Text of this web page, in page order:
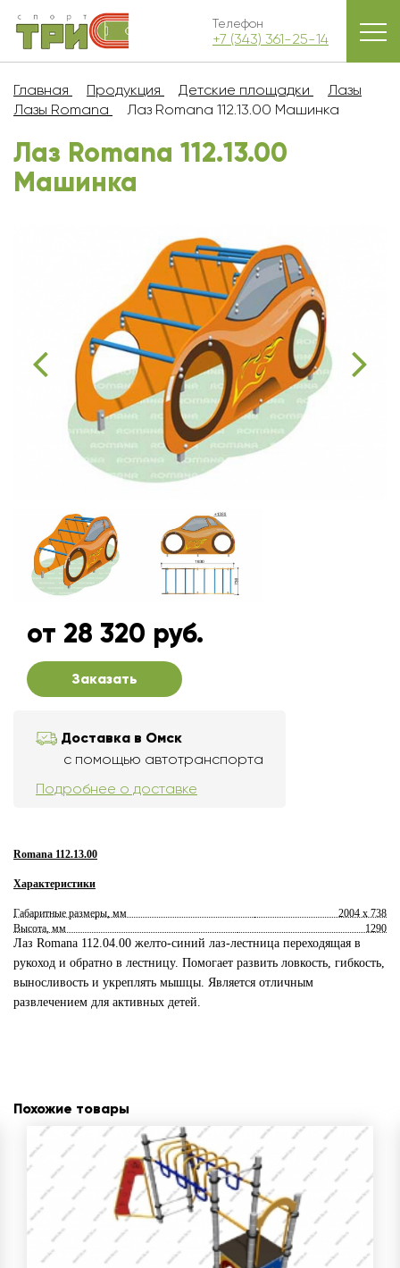
Телефон
+7 (343) 361-25-14
Главная Продукция Детские площадки
Лазы
Лазы Romana
Лаз Romana 112.13.00 Машинка
Лаз Romana 112.13.00
Машинка
от 28 320 руб.
Заказать
Доставка в Омск
с помощью автотранспорта
Подробнее о доставке
Romana 112.13.00
Характеристики
Габаритные размеры, мм
2004 х 738
Высота, мм
1290
Лаз Romana 112.04.00 желто-синий лаз-лестница переходящая в
рукоход и обратно в лестницу. Помогает развить ловкость, гибкость,
выносливость и укреплять мышцы. Является отличным
развлечением для активных детей.
Похожие товары